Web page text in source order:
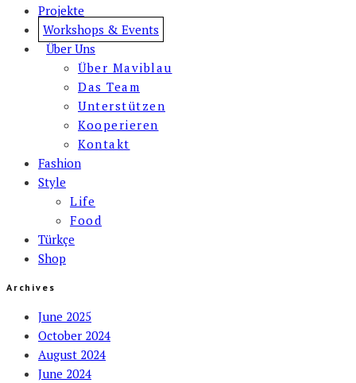
Projekte
Workshops & Events
Über Uns
Über Maviblau
Das Team
Unterstützen
Kooperieren
Kontakt
Fashion
Style
Life
Food
Türkçe
Shop
Archives
June 2025
October 2024
August 2024
June 2024